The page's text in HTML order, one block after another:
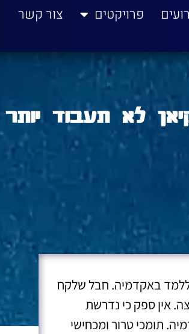
פרויקטים צור קשר
לא תעבוד יותר
ללמד באקדמיה. חבל שלקח
אין ספק כי נדרשת
תומכי טרור ומכחישי